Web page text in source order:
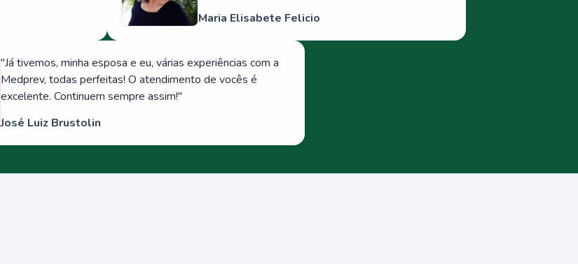
Maria Elisabete Felicio
"Já tivemos, minha esposa e eu, várias experiências com a
Medprev, todas perfeitas! O atendimento de vocês é
excelente. Continuem sempre assim!"
José Luiz Brustolin